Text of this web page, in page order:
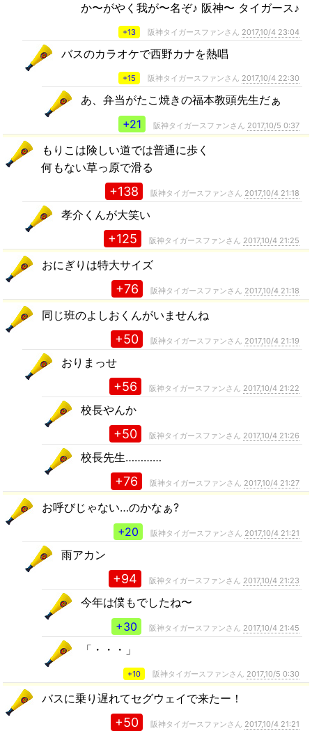
か〜がやく我が〜名ぞ♪ 阪神〜 タイガース♪
+13 阪神タイガースファンさん 2017,10/4 23:04
バスのカラオケで西野カナを熱唱
+15 阪神タイガースファンさん 2017,10/4 22:30
あ、弁当がたこ焼きの福本教頭先生だぁ
+21
阪神タイガースファンさん 2017,10/5 0:37
もりこは険しい道では普通に歩く
何もない草っ原で滑る
+138 阪神タイガースファンさん 2017,10/4 21:18
孝介くんが大笑い
+125 阪神タイガースファンさん 2017,10/4 21:25
おにぎりは特大サイズ
+76 阪神タイガースファンさん 2017,10/4 21:18
同じ班のよしおくんがいませんね
+50 阪神タイガースファンさん 2017,10/4 21:19
おりまっせ
+56 阪神タイガースファンさん 2017,10/4 21:22
校長やんか
+50 阪神タイガースファンさん 2017,10/4 21:26
校長先生…………
+76 阪神タイガースファンさん 2017,10/4 21:27
お呼びじゃない…のかなぁ?
+20
阪神タイガースファンさん 2017,10/4 21:21
雨アカン
+94 阪神タイガースファンさん 2017,10/4 21:23
今年は僕もでしたね〜
+30
阪神タイガースファンさん 2017,10/4 21:45
「・・・」
+10 阪神タイガースファンさん 2017,10/5 0:30
バスに乗り遅れてセグウェイで来たー！
+50 阪神タイガースファンさん 2017,10/4 21:21